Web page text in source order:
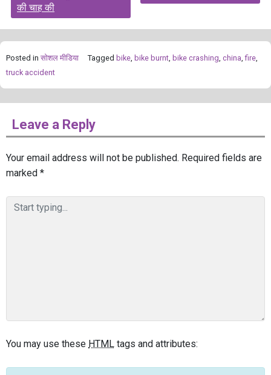
की चाह की
Posted in सोशल मीडिया Tagged bike, bike burnt, bike crashing, china,fire,
truck accident
Leave a Reply
Your email address will not be published. Required fields are
marked *
You may use these HTML tags and attributes: